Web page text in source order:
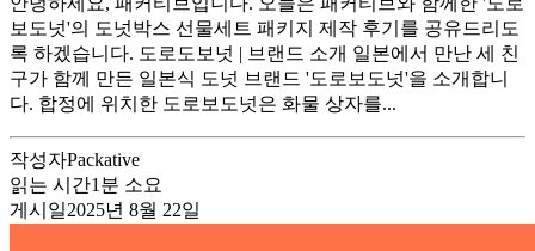
보도넛'의 도넛박스 선물세트 패키지 제작 후기를 공유드리도
록 하겠습니다. 도로도보넛 | 브랜드 소개 일본에서 만난 세 친
구가 함께 만든 일본식 도넛 브랜드 '도로보도넛'을 소개합니
다. 합정에 위치한 도로보도넛은 화물 상자를...
작성자Packative
읽는 시간1 분 소요
게시일2025년 8월 22일